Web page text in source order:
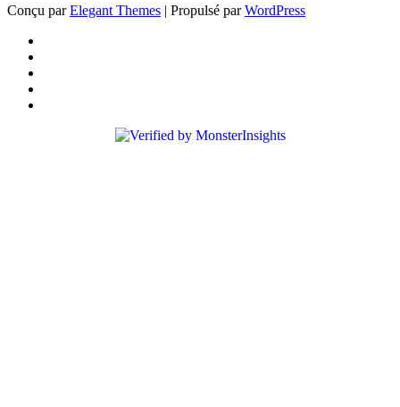
Conçu parElegant Themes | Propulsé parWordPress